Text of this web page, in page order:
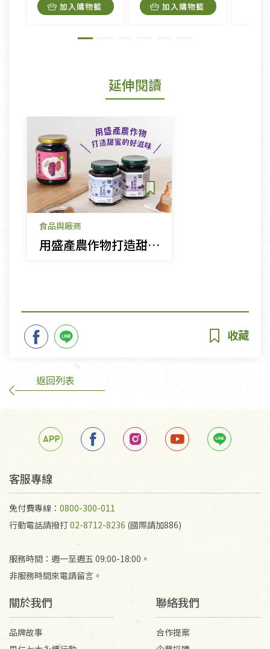
加入購物籃 加入購物籃
延伸閱讀
食品與廠商
用盛產農作物打造甜蜜的好滋味
返回列表
客服專線
免付費專線： 0800-300-011
行動電話請撥打02-8712-8236 (國際請加886)
服務時間：週一至週五 09:00-18:00。
非服務時間來電請留言。
關於我們
品牌故事
聯絡我們
合作提案